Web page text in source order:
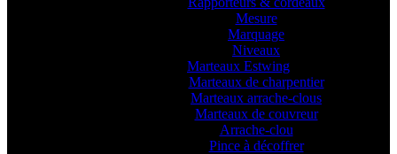
Mesure
Marquage
Niveaux
Marteaux Estwing
Marteaux de charpentier
Marteaux arrache-clous
Marteaux de couvreur
Arrache-clou
Pince à décoffrer